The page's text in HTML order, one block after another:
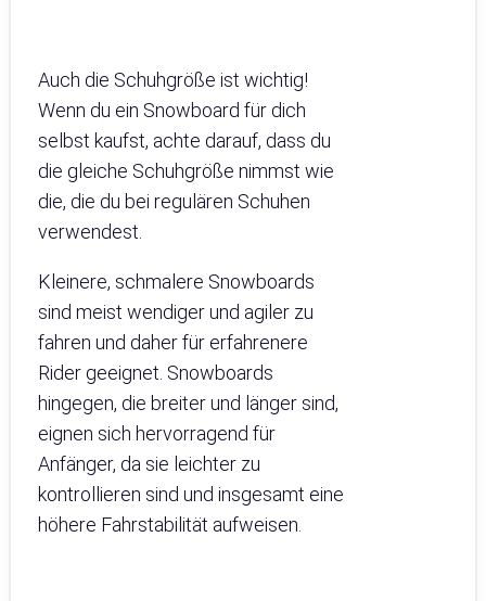
Auch die Schuhgröße ist wichtig!
Wenn du ein Snowboard für dich
selbst kaufst, achte darauf, dass du
die gleiche Schuhgröße nimmst wie
die, die du bei regulären Schuhen
verwendest.
Kleinere, schmalere Snowboards
sind meist wendiger und agiler zu
fahren und daher für erfahrenere
Rider geeignet. Snowboards
hingegen, die breiter und länger sind,
eignen sich hervorragend für
Anfänger, da sie leichter zu
kontrollieren sind und insgesamt eine
höhere Fahrstabilität aufweisen.